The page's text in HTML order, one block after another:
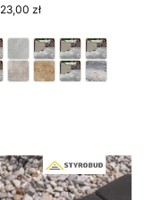
23,00 zł